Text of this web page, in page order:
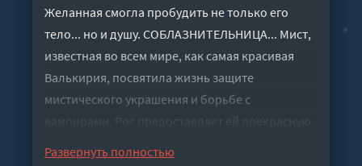
Желанная смогла пробудить не только его
тело... но и душу. СОБЛАЗНИТЕЛЬНИЦА... Мист,
известная во всем мире, как самая красивая
Валькирия, посвятила жизнь защите
мистического украшения и борьбе с
вампирами. Рос предоставляет ей прекрасную
Развернуть полностью